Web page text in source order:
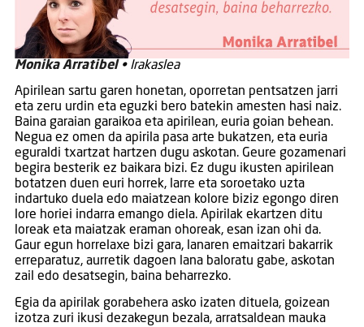
Monika Arratibel• Irakaslea
Apirilean sartu garen honetan, oporretan pentsatzen jarri
eta zeru urdin eta eguzki bero batekin amesten hasi naiz.
Baina garaian garaikoa eta apirilean, euria goian behean.
Negua ez omen da apirila pasa arte bukatzen, eta euria
eguraldi txartzat hartzen dugu askotan. Geure gozamenari
begira besterik ez baikara bizi. Ez dugu ikusten apirilean
botatzen duen euri horrek, larre eta soroetako uzta
indartuko duela edo maiatzean kolore biziz egongo diren
lore horiei indarra emango diela. Apirilak ekartzen ditu
loreak eta maiatzak eraman ohoreak, esan izan ohi da.
Gaur egun horrelaxe bizi gara, lanaren emaitzari bakarrik
erreparatuz, aurretik dagoen lana baloratu gabe, askotan
zail edo desatsegin, baina beharrezko.
Egia da apirilak gorabehera asko izaten dituela, goizean
izotza zuri ikusi dezakegun bezala, arratsaldean mauka